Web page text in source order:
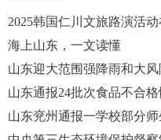
2025韩国仁川文旅路演活
海上山东，一文读懂
山东迎大范围强降雨和大
山东通报24批次食品不合
山东兖州通报一学校部分